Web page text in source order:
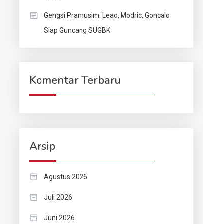
Gengsi Pramusim: Leao, Modric, Goncalo
Siap Guncang SUGBK
Komentar Terbaru
Arsip
Agustus 2026
Juli 2026
Juni 2026